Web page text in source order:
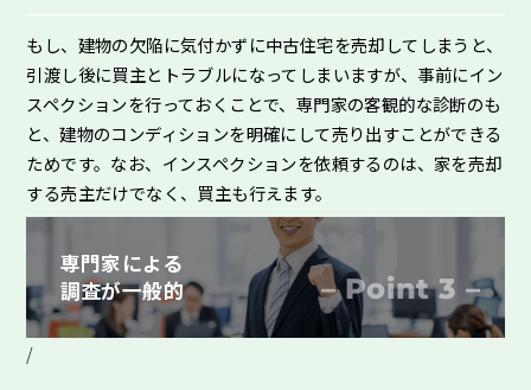
トラブル物件
エリア相場情報
大阪全域エリアの相場情報
東大阪・八尾エリアの相場情報
堺・南大阪エリアの相場情報
初めての売却読本
売却の種類と違い
売却の諸費用
もし、建物の欠陥に気付かずに中古住宅を売却してしまうと、
引渡し後に買主とトラブルになってしまいますが、事前にイン
スペクションを行っておくことで、専門家の客観的な診断のも
と、建物のコンディションを明確にして売り出すことができる
ためです。なお、インスペクションを依頼するのは、家を売却
する売主だけでなく、買主も行えます。
専門家による
調査が一般的
– Point 3 –
/